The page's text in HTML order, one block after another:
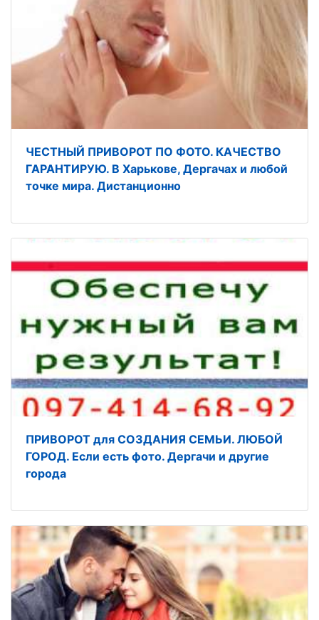
ЧЕСТНЫЙ ПРИВОРОТ ПО ФОТО. КАЧЕСТВО
ГАРАНТИРУЮ. В Харькове, Дергачах и любой
точке мира. Дистанционно
ПРИВОРОТ для СОЗДАНИЯ СЕМЬИ. ЛЮБОЙ
ГОРОД. Если есть фото. Дергачи и другие
города